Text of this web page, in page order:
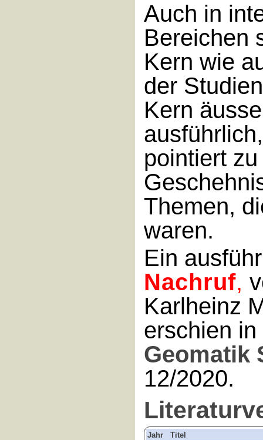
Auch in
Bereichen
Kern wie
der
Kern
pointiert zu
Themen,
waren.
Ein
Nachruf,
Karlheinz
erschien in
Geomatik
12/2020.
Jahr
Titel